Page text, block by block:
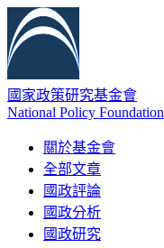
國家政策研究基金會
National Policy Foundation
關於基金會
全部文章
國政評論
國政分析
國政研究